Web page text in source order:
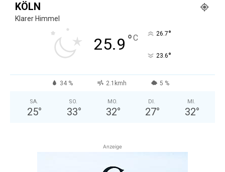
KÖLN
Klarer Himmel
25.9 °C 26.7°
23.6°
34 % 2.1kmh 5 %
SA.
25°
SO.
33°
MO.
32°
DI.
27°
MI.
32°
Anzeige